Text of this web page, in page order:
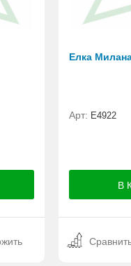
Елка
Арт: Е4922